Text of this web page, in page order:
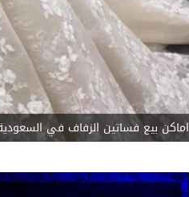
اماكن بيع فساتين الزفاف في